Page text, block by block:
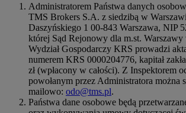
Administratorem Państwa danych
TMS Brokers S.A. z siedzibą w
Daszyńskiego 1 00-843 Warszawa, NIP
której Sąd Rejonowy dla m.st.
Wydział Gospodarczy KRS prowadzi
numerem KRS 0000204776, kapitał
zł (wpłacony w całości). Z Inspektorem
powołanym przez Administratora można
mailowo: odo@tms.pl.
Państwa dane osobowe będą